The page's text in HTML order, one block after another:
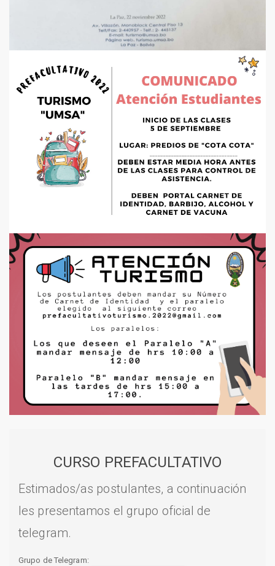
CURSO PREFACULTATIVO
Estimados/as postulantes, a continuación
les presentamos el grupo oficial de
telegram.
Grupo de Telegram: